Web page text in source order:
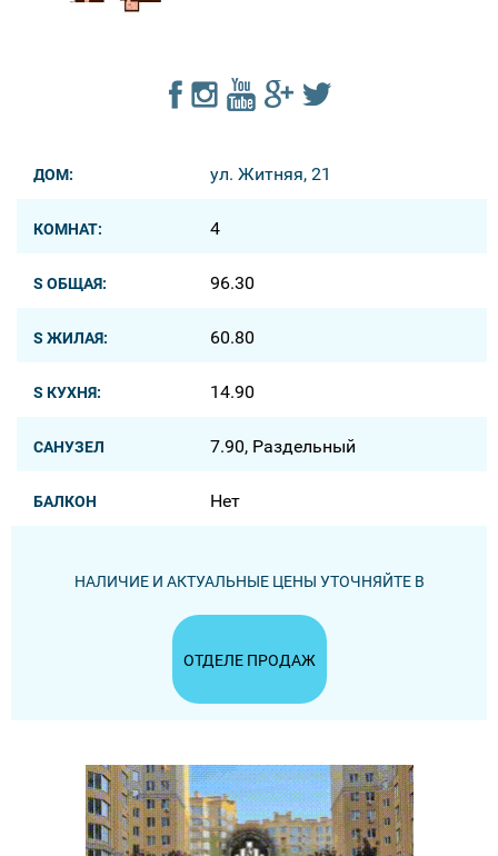
ДОМ: ул. Житняя, 21
КОМНАТ: 4
S ОБЩАЯ: 96.30
S ЖИЛАЯ: 60.80
S КУХНЯ: 14.90
САНУЗЕЛ 7.90, Раздельный
БАЛКОН Нет
НАЛИЧИЕ И АКТУАЛЬНЫЕ ЦЕНЫ УТОЧНЯЙТЕ В
ОТДЕЛЕ ПРОДАЖ